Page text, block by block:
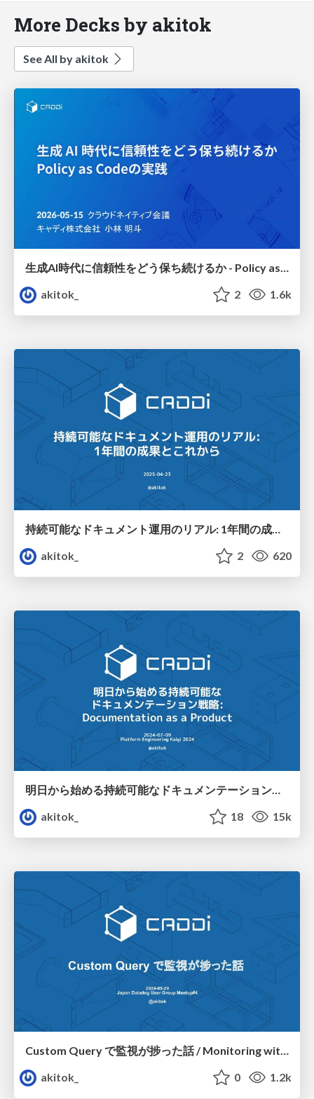
More Decks by akitok
See All by akitok
生成AI時代に信頼性をどう保ち続けるか - Policy as Code の実践
akitok_
2 1.6k
akitok_
2 620
明日から始める持続可能なドキュメンテーション戦略 / Sustainable Documentation Strategies: Documentation as a Product
akitok_
18 15k
Custom Query で監視が捗った話 / Monitoring with Custom Query
akitok_
0 1.2k